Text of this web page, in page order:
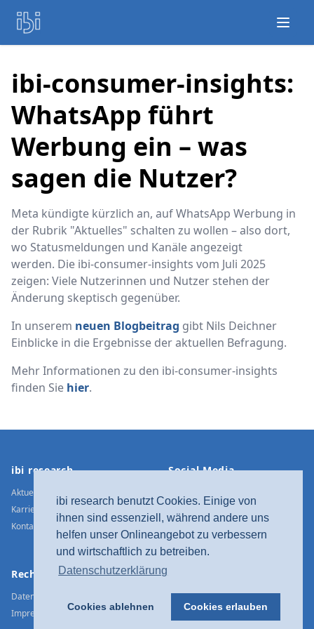
ibi research benutzt Cookies. Einige von
ihnen sind essenziell, während andere uns
helfen unser Onlineangebot zu verbessern
und wirtschaftlich zu betreiben.
Datenschutzerklärung
Cookies ablehnen Cookies erlauben
ibi-consumer-insights:
WhatsApp führt
Werbung ein – was
sagen die Nutzer?
Meta kündigte kürzlich an, auf WhatsApp Werbung in
der Rubrik "Aktuelles" schalten zu wollen – also dort,
wo Statusmeldungen und Kanäle angezeigt
werden. Die ibi-consumer-insights vom Juli 2025
zeigen: Viele Nutzerinnen und Nutzer stehen der
Änderung skeptisch gegenüber.
In unserem neuen Blogbeitrag gibt Nils Deichner
Einblicke in die Ergebnisse der aktuellen Befragung.
Mehr Informationen zu den ibi-consumer-insights
finden Sie hier.
ibi research
Aktuelle Meldungen
Karriere
Kontakt / Anfahrt
Rechtliches
Datenschutz
Impressum
Social Media
YouTube